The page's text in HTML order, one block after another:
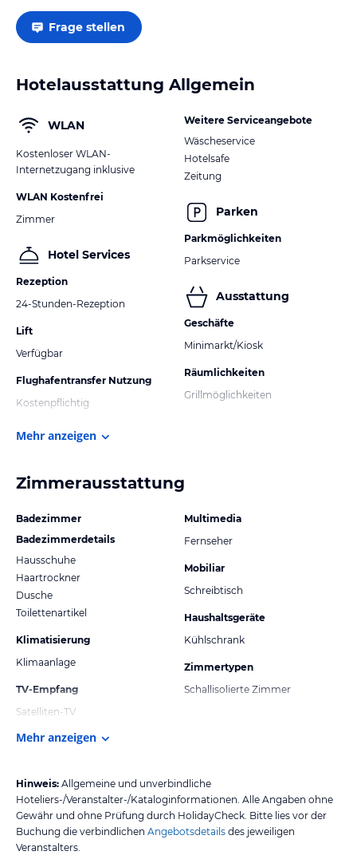
Frage stellen
Hotelausstattung Allgemein
WLAN
Kostenloser WLAN-
Internetzugang inklusive
WLAN Kostenfrei
Zimmer
Hotel Services
Rezeption
24-Stunden-Rezeption
Lift
Verfügbar
Flughafentransfer Nutzung
Kostenpflichtig
Weitere Serviceangebote
Wäscheservice
Hotelsafe
Zeitung
Parken
Parkmöglichkeiten
Parkservice
Ausstattung
Geschäfte
Minimarkt/Kiosk
Räumlichkeiten
Grillmöglichkeiten
Mehr anzeigen
Zimmerausstattung
Badezimmer
Badezimmerdetails
Hausschuhe
Haartrockner
Dusche
Toilettenartikel
Klimatisierung
Klimaanlage
TV-Empfang
Satelliten-TV
Multimedia
Fernseher
Mobiliar
Schreibtisch
Haushaltsgeräte
Kühlschrank
Zimmertypen
Schallisolierte Zimmer
Mehr anzeigen
Hinweis: Allgemeine und unverbindliche
Hoteliers-/Veranstalter-/Kataloginformationen. Alle Angaben ohne
Gewähr und ohne Prüfung durch HolidayCheck. Bitte lies vor der
Buchung die verbindlichen Angebotsdetails des jeweiligen
Veranstalters.